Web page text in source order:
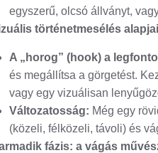
egyszerű, olcsó állványt,
történetmesélés
A „horog” (hook) a
és megállítsa a görgetést.
vagy egy vizuálisan
Változatosság: Még egy
(közeli, félközeli, távoli) és
fázis: a vágás